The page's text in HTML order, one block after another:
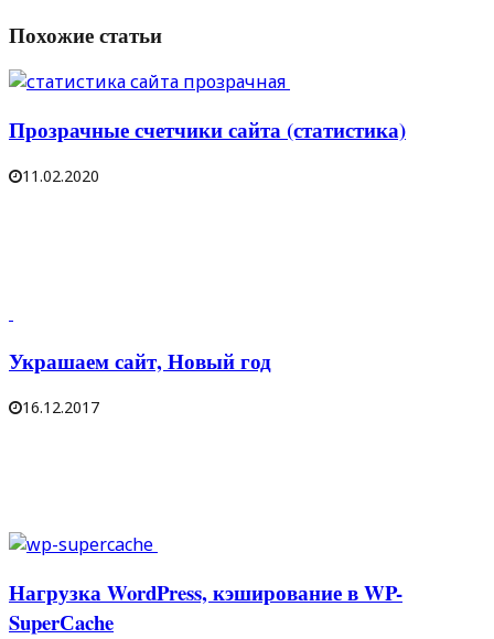
Похожие статьи
Прозрачные счетчики сайта (статистика)
11.02.2020
Украшаем сайт, Новый год
16.12.2017
Нагрузка WordPress, кэширование в WP-
SuperСache